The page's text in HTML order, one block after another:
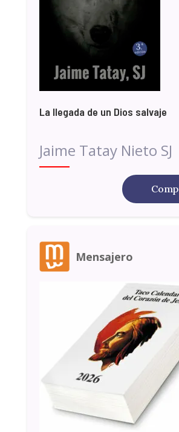
La llegada de un Dios salvaje
Jaime Tatay Nieto SJ
Mensajero